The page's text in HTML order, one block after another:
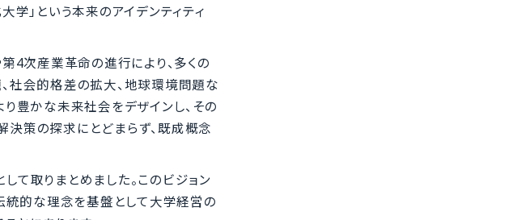
学」という本来のアイデンティティ
4次産業革命の進行により、多くの
社会的格差の拡大、地球環境問題な
豊かな未来社会をデザインし、その
決策の探求にとどまらず、既成概念
て取りまとめました。このビジョン
統的な理念を基盤として大学経営の